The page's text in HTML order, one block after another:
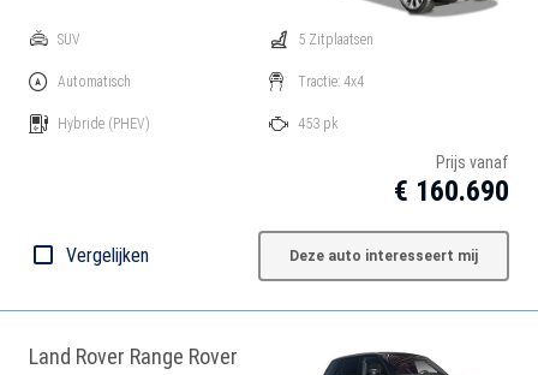
SUV
Automatisch
Hybride (PHEV)
5 Zitplaatsen
Tractie: 4x4
453 pk
Prijs vanaf
€ 160.690
Vergelijken Deze auto interesseert mij
Land Rover Range Rover